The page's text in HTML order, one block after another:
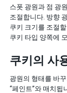
스폿 광원과 점 광
조절합니다. 방향
쿠키 크기를 조절
쿠키 타입 양쪽에
쿠키의 사
광원의 형태를 바
“페인트”와 매치됩